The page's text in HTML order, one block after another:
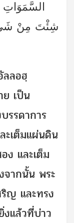
السَّمَوَاتِ
شِئْتَ مِنْ شَيْءٍ
ลลอฮฺ
ย เป็น
รรดาการ
ะเต็มแผ่นดิน
ง และเต็ม
จากนั้น พระ
ริญ และทรง
งแล้วที่บ่าว